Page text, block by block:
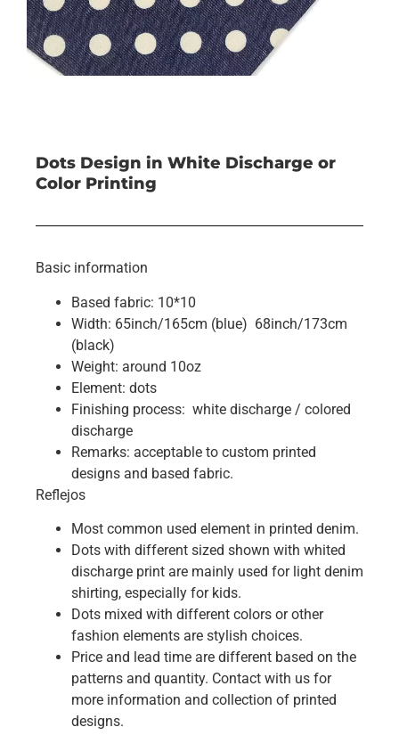
Dots Design in White Discharge or
Color Printing
Basic information
Based fabric: 10*10
Width: 65inch/165cm (blue) 68inch/173cm
(black)
Weight: around 10oz
Element: dots
Finishing process: white discharge / colored
discharge
Remarks: acceptable to custom printed
designs and based fabric.
Reflejos
Most common used element in printed denim.
Dots with different sized shown with whited
discharge print are mainly used for light denim
shirting, especially for kids.
Dots mixed with different colors or other
fashion elements are stylish choices.
Price and lead time are different based on the
patterns and quantity. Contact with us for
more information and collection of printed
designs.